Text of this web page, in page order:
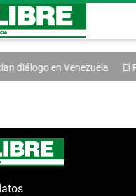
diálogo en Venezuela El